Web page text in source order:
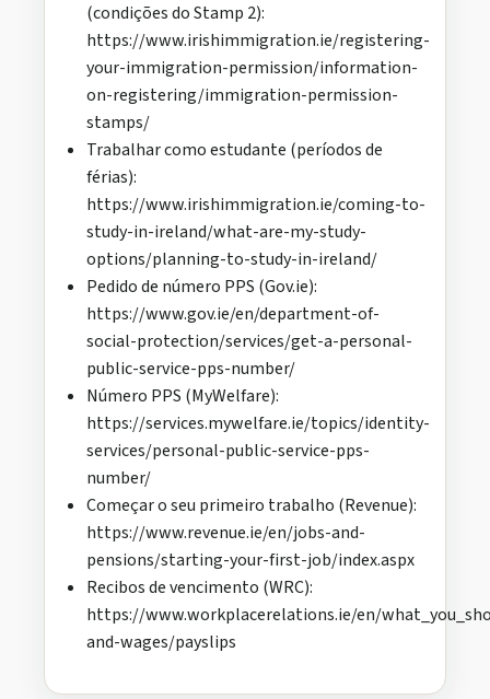
(condições do Stamp 2):
https://www.irishimmigration.ie/registering-
your-immigration-permission/information-
on-registering/immigration-permission-
stamps/
Trabalhar como estudante (períodos de
férias):
https://www.irishimmigration.ie/coming-to-
study-in-ireland/what-are-my-study-
options/planning-to-study-in-ireland/
Pedido de número PPS (Gov.ie):
https://www.gov.ie/en/department-of-
social-protection/services/get-a-personal-
public-service-pps-number/
Número PPS (MyWelfare):
https://services.mywelfare.ie/topics/identity-
services/personal-public-service-pps-
number/
Começar o seu primeiro trabalho (Revenue):
https://www.revenue.ie/en/jobs-and-
pensions/starting-your-first-job/index.aspx
Recibos de vencimento (WRC):
https://www.workplacerelations.ie/en/
and-wages/payslips